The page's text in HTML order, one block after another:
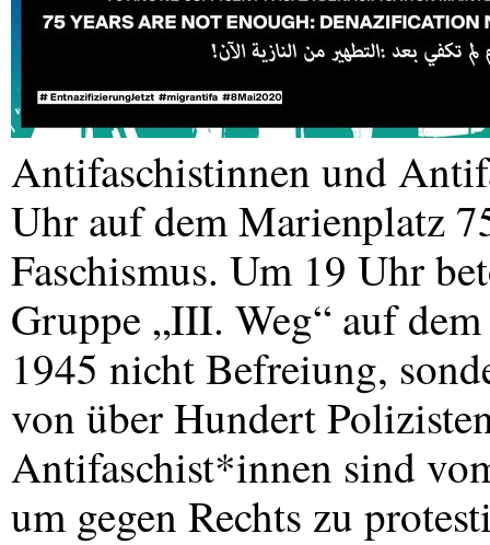
Antifaschistinnen und
Uhr auf dem Marienplatz
Faschismus. Um 19 Uhr
Gruppe „III. Weg“ auf
1945 nicht Befreiung,
von über Hundert
Antifaschist*innen sind
um gegen Rechts zu